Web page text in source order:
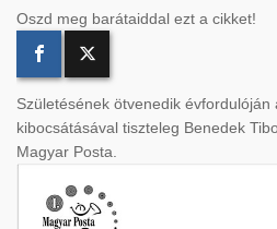
Oszd meg barátaiddal ezt a cikket!
Születésének ötvenedik évfordulóján
kibocsátásával tiszteleg Benedek
Magyar Posta.